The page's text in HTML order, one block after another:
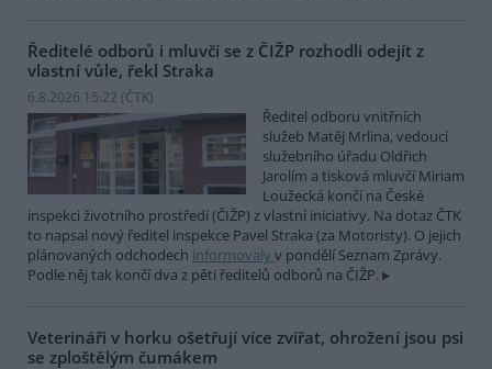
Ředitelé odborů i mluvčí se z ČIŽP rozhodli odejít z
vlastní vůle, řekl Straka
6.8.2026 15:22 (ČTK)
Ředitel odboru vnitřních
služeb Matěj Mrlina, vedoucí
služebního úřadu Oldřich
Jarolím a tisková mluvčí Miriam
Loužecká končí na České
inspekci životního prostředí (ČIŽP) z vlastní iniciativy. Na dotaz ČTK
to napsal nový ředitel inspekce Pavel Straka (za Motoristy). O jejich
plánovaných odchodech informovaly v pondělí Seznam Zprávy.
Podle něj tak končí dva z pěti ředitelů odborů na ČIŽP.
Veterináři v horku ošetřují více zvířat, ohrožení jsou psi
se zploštělým čumákem